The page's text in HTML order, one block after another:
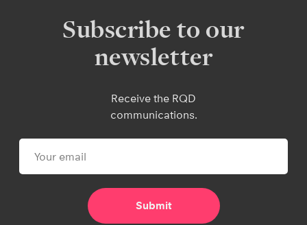
Subscribe to our
newsletter
Receive the RQD
communications.